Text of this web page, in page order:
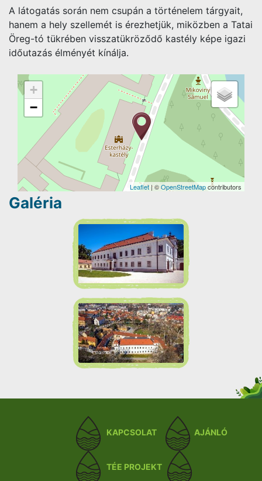
A látogatás során nem csupán a történelem tárgyait,
hanem a hely szellemét is érezhetjük, miközben a Tatai
Öreg-tó tükrében visszatükröződő kastély képe igazi
időutazás élményét kínálja.
+
−
Leaflet| ©OpenStreetMapcontributors
Galéria
KAPCSOLAT AJÁNLÓ
TÉE PROJEKT